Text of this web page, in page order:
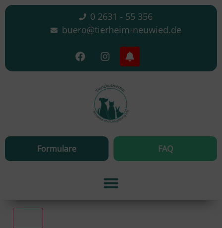
0 2631 - 55 356
buero@tierheim-neuwied.de
Formulare FAQ